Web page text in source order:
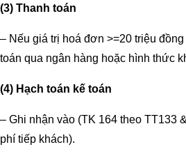
(3) Thanh toán
– Nếu giá trị hoá đơn >=20 triệu
toán qua ngân hàng hoặc hình thức
(4) Hạch toán kế toán
– Ghi nhận vào (TK 164 theo TT133
phí tiếp khách).